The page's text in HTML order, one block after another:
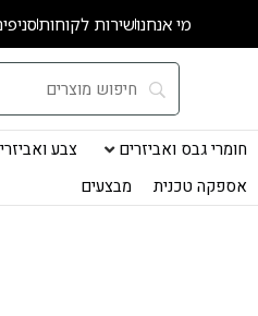
מי אנחנושירות לקוחות
חומרי גבס ואביזרים צבע
אספקה טכנית
מבצעים